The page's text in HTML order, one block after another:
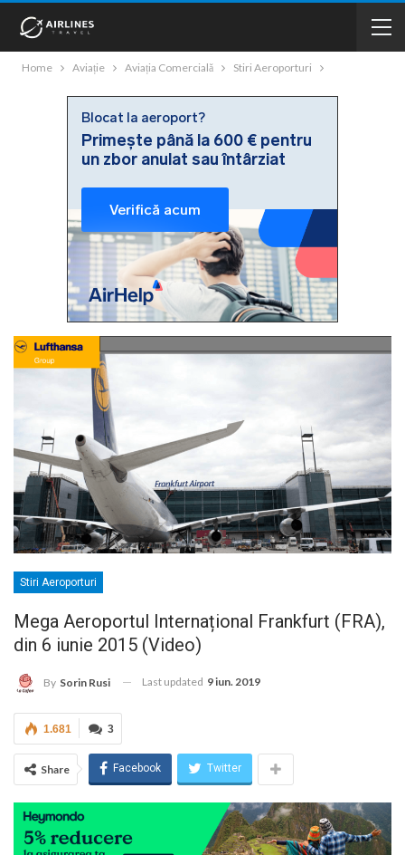
Home Aviație Aviația Comercială Stiri Aeroporturi
Stiri Aeroporturi
Mega Aeroportul Internațional Frankfurt (FRA),
din 6 iunie 2015 (Video)
By Sorin Rusi Last updated 9 iun. 2019
3
1.681
Share Facebook Twitter